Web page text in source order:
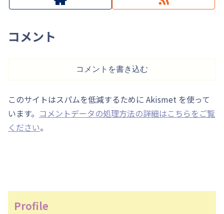
コメント
コメントを書き込む
このサイトはスパムを低減するために Akismet を使って
います。 コメントデータの処理方法の詳細はこちらをご覧
ください。
Profile